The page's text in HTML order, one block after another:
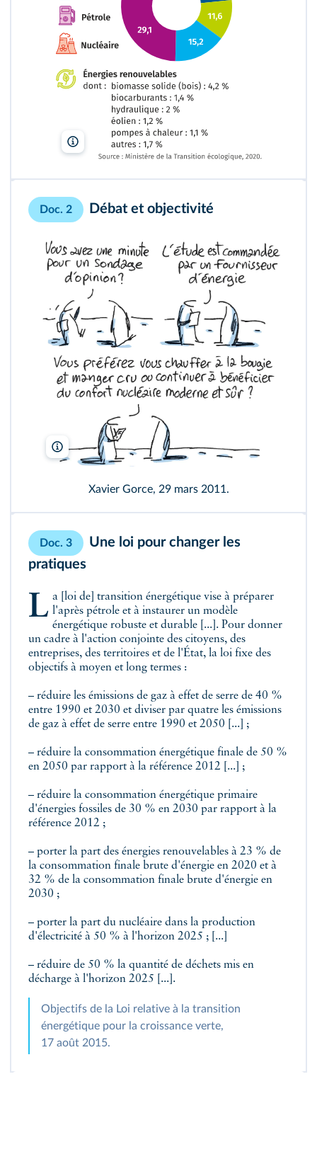
Lelivrescolaire.fr
Doc. 2 Débat et objectivité
Xavier Gorce
Xavier Gorce, 29 mars 2011.
Doc. 3
Une loi pour changer les
pratiques
La [loi de] transition énergétique vise à préparer l'après pétrole et à instaurer un modèle
énergétique robuste et durable [...]. Pour donner
un cadre à l'action conjointe des citoyens, des
entreprises, des territoires et de l'État, la loi fixe des
objectifs à moyen et long termes :
– réduire les émissions de gaz à effet de serre de 40 %
entre 1990 et 2030 et diviser par quatre les émissions
de gaz à effet de serre entre 1990 et 2050 [...] ;
– réduire la consommation énergétique finale de 50 %
en 2050 par rapport à la référence 2012 [...] ;
– réduire la consommation énergétique primaire
d'énergies fossiles de 30 % en 2030 par rapport à la
référence 2012 ;
– porter la part des énergies renouvelables à 23 % de
la consommation finale brute d'énergie en 2020 et à
32 % de la consommation finale brute d'énergie en
2030 ;
– porter la part du nucléaire dans la production
d'électricité à 50 % à l'horizon 2025 ; [...]
– réduire de 50 % la quantité de déchets mis en
décharge à l'horizon 2025 [...].
Objectifs de la Loi relative à la transition
énergétique pour la croissance verte,
17 août 2015.